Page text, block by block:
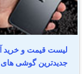
لیست قیمت و خرید
جدیدترین گوشی های